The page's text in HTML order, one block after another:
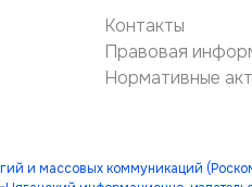
Контакты
Правовая
Нормативные
и массовых коммуникаций